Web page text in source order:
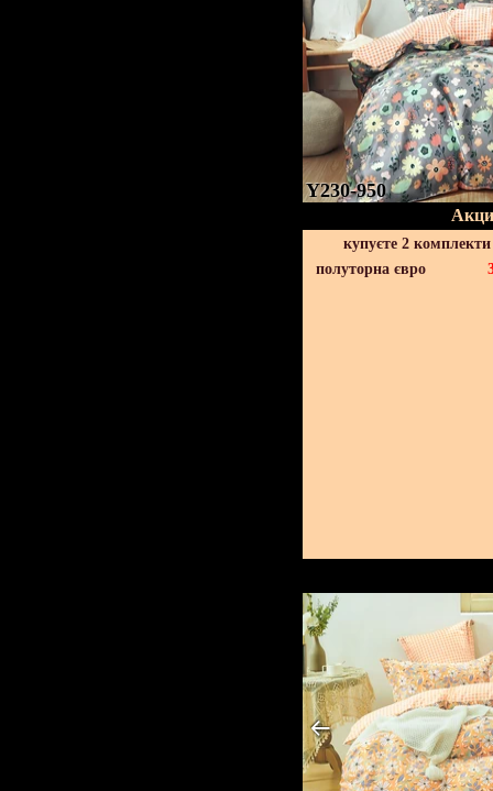
Y230-950
купуєте 2
полуторна євро